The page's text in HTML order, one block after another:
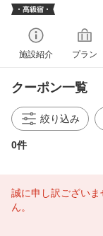
施設紹介 プラン
クーポン一覧
絞り込み
0件
誠に申し訳ござい
ん。